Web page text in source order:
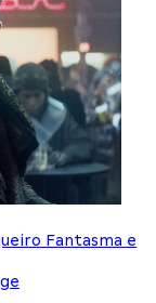
Fantasma e